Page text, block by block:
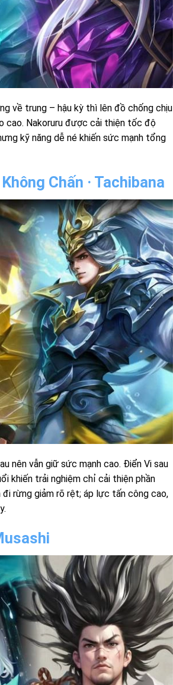
về trung – hậu kỳ thì lên đồ chống chịu
cao. Nakoruru được cải thiện tốc độ
kỹ năng dễ né khiến sức mạnh tổng
Chấn · Tachibana
nên vẫn giữ sức mạnh cao. Điển Vi sau
khiến trải nghiệm chỉ cải thiện phần
đi rừng giảm rõ rệt; áp lực tấn công cao,